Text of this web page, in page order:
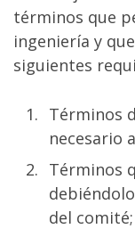
términos que
ingeniería y
siguientes
Términos
necesario
Términos
del comité;